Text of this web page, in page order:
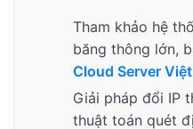
Tham khảo hệ
băng thông lớn,
Cloud Server
Giải pháp đổi IP
thuật toán quét